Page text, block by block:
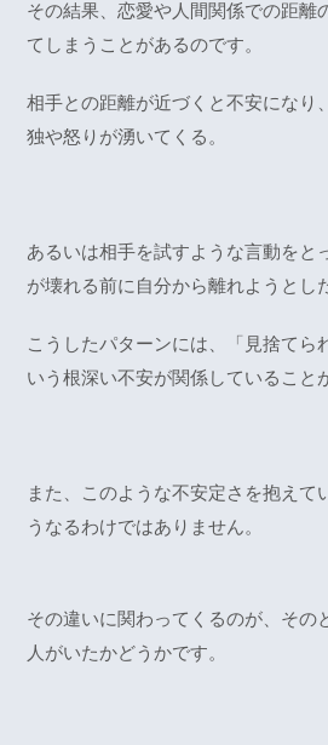
その結果、恋愛や人間関係での距離
てしまうことがあるのです。
相手との距離が近づくと不安になり
独や怒りが湧いてくる。
あるいは相手を試すような言動をと
が壊れる前に自分から離れようとし
こうしたパターンには、「見捨てら
いう根深い不安が関係していること
また、このような不安定さを抱えて
うなるわけではありません。
その違いに関わってくるのが、その
人がいたかどうかです。